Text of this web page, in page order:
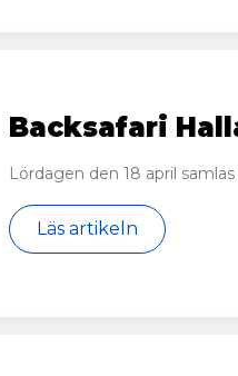
Backsafari
Lördagen den 18 april
Läs artikeln